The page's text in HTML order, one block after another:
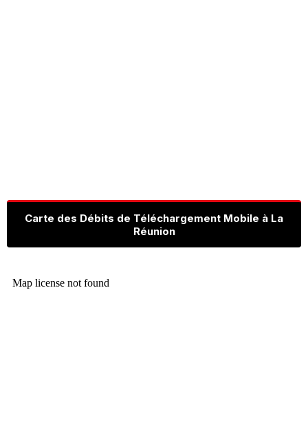
Carte des Débits de Téléchargement Mobile à La
Réunion